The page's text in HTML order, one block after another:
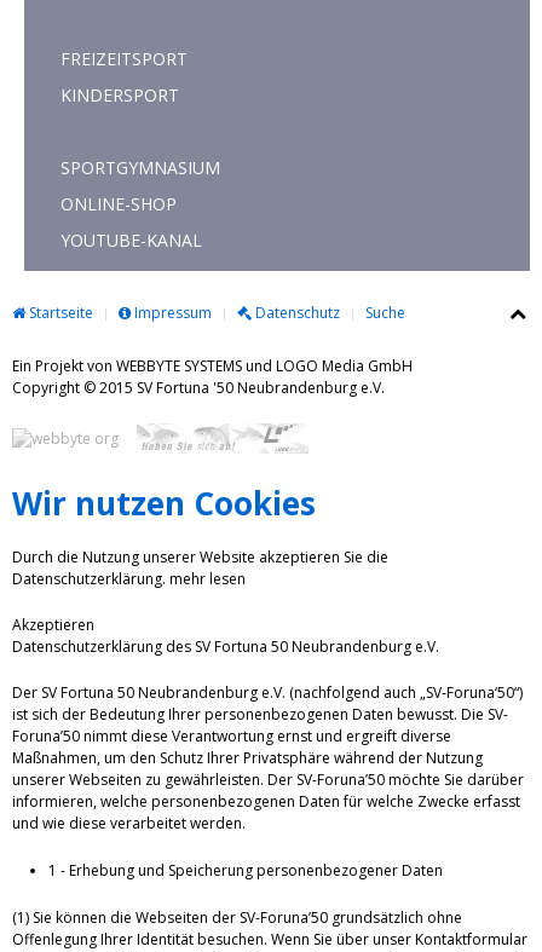
FREIZEITSPORT
KINDERSPORT
SPORTGYMNASIUM
ONLINE-SHOP
YOUTUBE-KANAL
Startseite Impressum Datenschutz Suche
Ein Projekt von WEBBYTE SYSTEMS und LOGO Media GmbH
Copyright © 2015 SV Fortuna '50 Neubrandenburg e.V.
Wir nutzen Cookies
Durch die Nutzung unserer Website akzeptieren Sie die
Datenschutzerklärung. mehr lesen
Akzeptieren
Datenschutzerklärung des SV Fortuna 50 Neubrandenburg e.V.
Der SV Fortuna 50 Neubrandenburg e.V. (nachfolgend auch „SV-Foruna‘50“)
ist sich der Bedeutung Ihrer personenbezogenen Daten bewusst. Die SV-
Foruna’50 nimmt diese Verantwortung ernst und ergreift diverse
Maßnahmen, um den Schutz Ihrer Privatsphäre während der Nutzung
unserer Webseiten zu gewährleisten. Der SV-Foruna’50 möchte Sie darüber
informieren, welche personenbezogenen Daten für welche Zwecke erfasst
und wie diese verarbeitet werden.
1 - Erhebung und Speicherung personenbezogener Daten
(1) Sie können die Webseiten der SV-Foruna’50 grundsätzlich ohne
Offenlegung Ihrer Identität besuchen. Wenn Sie über unser Kontaktformular